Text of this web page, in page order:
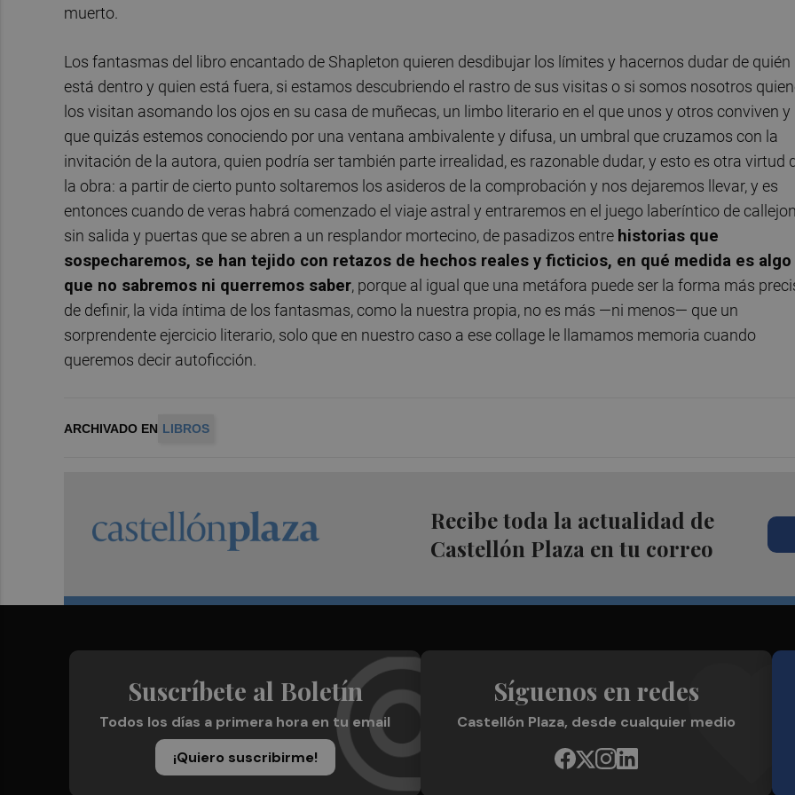
muerto.
Los fantasmas del libro encantado de Shapleton quieren desdibujar los límites y hacernos dudar de quién
está dentro y quien está fuera, si estamos descubriendo el rastro de sus visitas o si somos nosotros
los visitan asomando los ojos en su casa de muñecas, un limbo literario en el que unos y otros conviven y
que quizás estemos conociendo por una ventana ambivalente y difusa, un umbral que cruzamos con la
invitación de la autora, quien podría ser también parte irrealidad, es razonable dudar, y esto es otra virtud
la obra: a partir de cierto punto soltaremos los asideros de la comprobación y nos dejaremos llevar, y es
entonces cuando de veras habrá comenzado el viaje astral y entraremos en el juego laberíntico de
sin salida y puertas que se abren a un resplandor mortecino, de pasadizos entre historias que
sospecharemos, se han tejido con retazos de hechos reales y ficticios, en qué medida es algo
que no sabremos ni querremos saber, porque al igual que una metáfora puede ser la forma más
de definir, la vida íntima de los fantasmas, como la nuestra propia, no es más —ni menos— que un
sorprendente ejercicio literario, solo que en nuestro caso a ese collage le llamamos memoria cuando
queremos decir autoficción.
ARCHIVADO EN LIBROS
Recibe toda la actualidad de
Castellón Plaza en tu correo
Suscríbete al Boletín
Todos los días a primera hora en tu email
¡Quiero suscribirme!
Síguenos en redes
Castellón Plaza, desde cualquier medio